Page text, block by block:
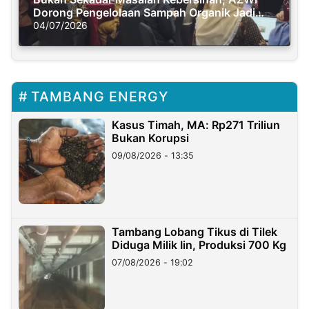
Dorong Pengelolaan Sampah Organik Jadi
Solusi Krisis Iklim
04/07/2026
TAMBANG ENERGY
Kasus Timah, MA: Rp271 Triliun
Bukan Korupsi
09/08/2026 - 13:35
Tambang Lobang Tikus di Tilek
Diduga Milik Iin, Produksi 700 Kg
07/08/2026 - 19:02